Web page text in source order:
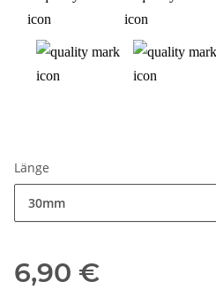
Länge
30mm
6,90 €